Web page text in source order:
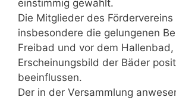
einstimmig gewählt.
Die Mitglieder des
insbesondere die gelungenen
Freibad und vor dem
Erscheinungsbild der Bäder
beeinflussen.
Der in der Versammlung